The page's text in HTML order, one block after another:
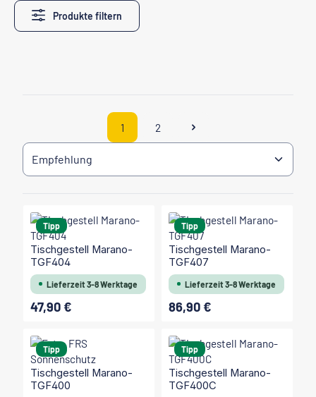
Produkte filtern
Seite
1
Seite
2
Tipp
Tischgestell Marano-
TGF404
Lieferzeit 3-8 Werktage
Regulärer Preis:
47,90 €
Tipp
Tischgestell Marano-
TGF407
Lieferzeit 3-8 Werktage
Regulärer Preis:
86,90 €
Tipp
Tischgestell Marano-
TGF400
Tipp
Tischgestell Marano-
TGF400C